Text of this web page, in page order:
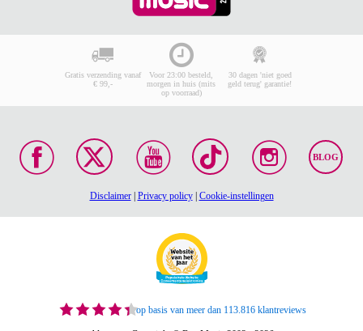
Gratis verzending vanaf
€ 99,-
Voor 23:00 besteld,
morgen in huis (mits
op voorraad)
30 dagen 'niet goed
geld terug' garantie!
BLOG
Disclaimer| Privacy policy| Cookie-instellingen
op basis van meer dan 113.816 klantreviews